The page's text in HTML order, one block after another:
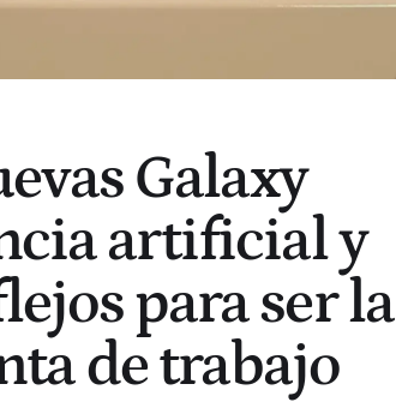
Galaxy
artificial y
para ser la
de trabajo